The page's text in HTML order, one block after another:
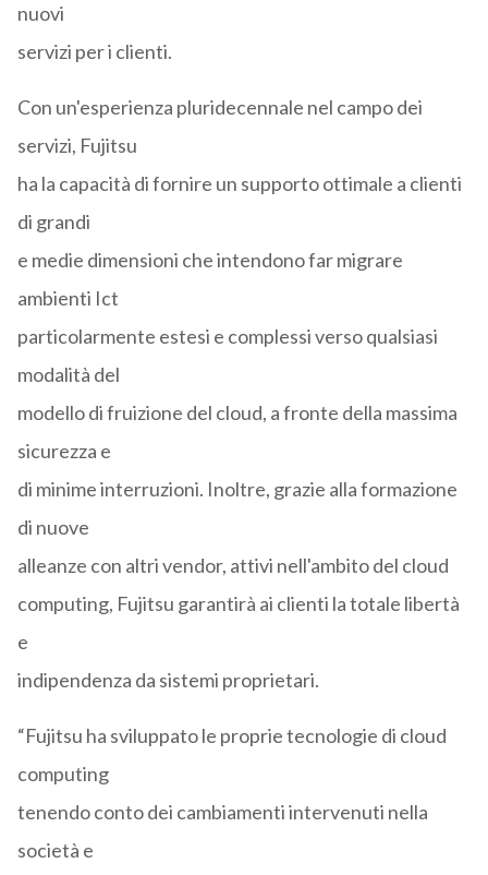
nuovi
servizi per i clienti.
Con un'esperienza pluridecennale nel campo dei
servizi, Fujitsu
ha la capacità di fornire un supporto ottimale a clienti
di grandi
e medie dimensioni che intendono far migrare
ambienti Ict
particolarmente estesi e complessi verso qualsiasi
modalità del
modello di fruizione del cloud, a fronte della massima
sicurezza e
di minime interruzioni. Inoltre, grazie alla formazione
di nuove
alleanze con altri vendor, attivi nell'ambito del cloud
computing, Fujitsu garantirà ai clienti la totale libertà
e
indipendenza da sistemi proprietari.
“Fujitsu ha sviluppato le proprie tecnologie di cloud
computing
tenendo conto dei cambiamenti intervenuti nella
società e